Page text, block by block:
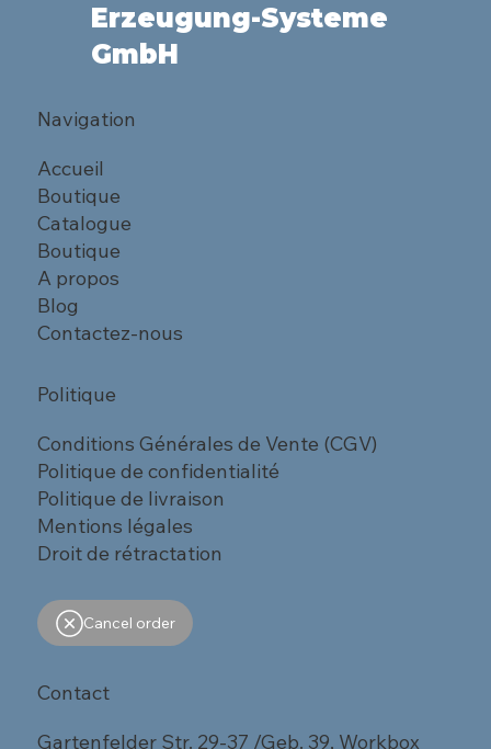
Erzeugung-Systeme
GmbH
Navigation
Accueil
Boutique
Catalogue
Boutique
A propos
Blog
Contactez-nous
Politique
Conditions Générales de Vente (CGV)
Politique de confidentialité
Politique de livraison
Mentions légales
Droit de rétractation
Cancel order
Contact
Gartenfelder Str. 29-37 /Geb. 39, Workbox